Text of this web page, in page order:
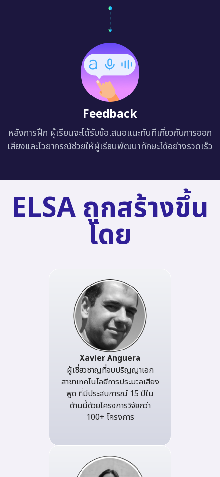
Feedback
หลังการฝึก ผู้เรียนจะได้รับข้อเสนอแนะทันทีเกี่ยวกับการออก
เสียงและไวยากรณ์ช่วยให้ผู้เรียนพัฒนาทักษะได้อย่างรวดเร็ว
ELSA ถูกสร้างขึ้น
โดย
Xavier Anguera
ผู้เชี่ยวชาญที่จบปริญญาเอก
สาขาเทคโนโลยีการประมวลเสียง
พูด ที่มีประสบการณ์ 15 ปีใน
ด้านนี้ด้วยโครงการวิจัยกว่า
100+ โครงการ